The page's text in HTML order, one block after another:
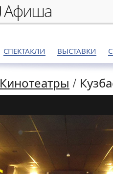
афиша
СПЕКТАКЛИ ВЫСТАВКИ
Кинотеатры /